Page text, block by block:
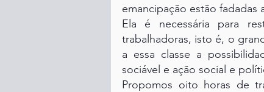
emancipação estão fadadas
Ela é necessária para
trabalhadoras, isto é, o
a essa classe a
sociável e ação social e
Propomos oito horas de